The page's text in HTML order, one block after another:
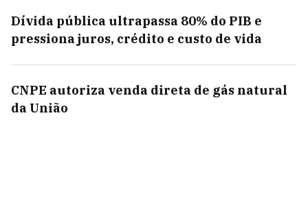
Dívida pública ultrapassa 80% do PIB e
pressiona juros, crédito e custo de vida
CNPE autoriza venda direta de gás natural
da União